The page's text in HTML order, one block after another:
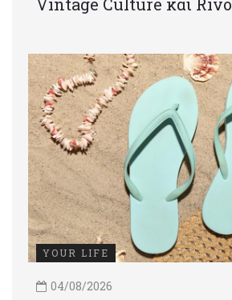
YOUR LIFE
04/08/2026